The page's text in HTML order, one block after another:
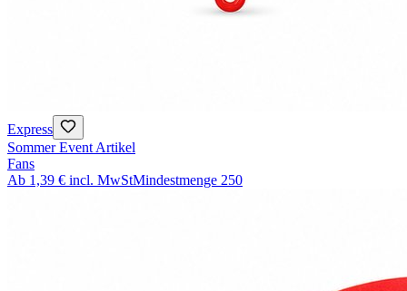
Express
Sommer Event Artikel
Fans
Ab 1,39 € incl. MwStMindestmenge 250